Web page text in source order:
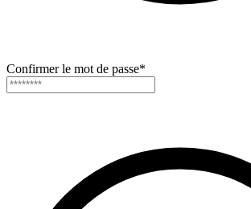
Confirmer le mot de passe*